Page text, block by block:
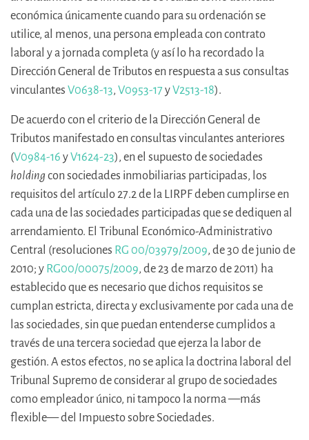
económica únicamente cuando para su ordenación se
utilice, al menos, una persona empleada con contrato
laboral y a jornada completa (y así lo ha recordado la
Dirección General de Tributos en respuesta a sus consultas
vinculantes V0638-13, V0953-17yV2513-18).
De acuerdo con el criterio de la Dirección General de
Tributos manifestado en consultas vinculantes anteriores
(V0984-16 yV1624-23), en el supuesto de sociedades
holding con sociedades inmobiliarias participadas, los
requisitos del artículo 27.2 de la LIRPF deben cumplirse en
cada una de las sociedades participadas que se dediquen al
arrendamiento. El Tribunal Económico-Administrativo
Central (resoluciones RG 00/03979/2009, de 30 de junio de
2010; y RG00/00075/2009, de 23 de marzo de 2011) ha
establecido que es necesario que dichos requisitos se
cumplan estricta, directa y exclusivamente por cada una de
las sociedades, sin que puedan entenderse cumplidos a
través de una tercera sociedad que ejerza la labor de
gestión. A estos efectos, no se aplica la doctrina laboral del
Tribunal Supremo de considerar al grupo de sociedades
como empleador único, ni tampoco la norma —más
flexible— del Impuesto sobre Sociedades.